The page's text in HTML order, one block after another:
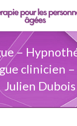
–
clinicien
Julien Dubois